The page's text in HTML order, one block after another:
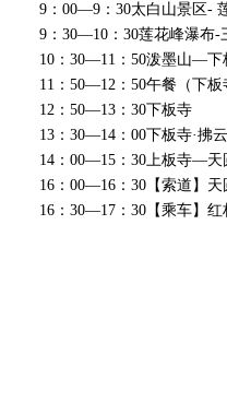
9：00—9：30太白山景区-
9：30—10：30莲花峰瀑布
10：30—11：50泼墨山—下
11：50—12：50午餐（下板
12：50—13：30下板寺
13：30—14：00下板寺·拂
14：00—15：30上板寺—天
16：00—16：30【索道】
16：30—17：30【乘车】